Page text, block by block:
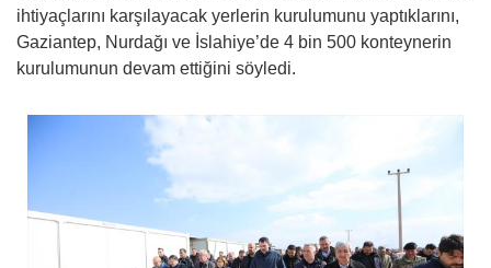
ihtiyaçlarını karşılayacak yerlerin kurulumunu yaptıklarını,
Gaziantep, Nurdağı ve İslahiye’de 4 bin 500 konteynerin
kurulumunun devam ettiğini söyledi.